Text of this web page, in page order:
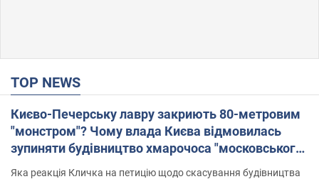
TOP NEWS
Києво-Печерську лавру закриють 80-метровим
"монстром"? Чому влада Києва відмовилась
зупиняти будівництво хмарочоса "московського
вірянина"
Яка реакція Кличка на петицію щодо скасування будівництва